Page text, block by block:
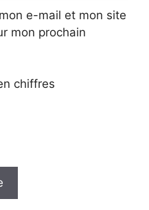
e-mail et mon site
mon prochain
chiffres